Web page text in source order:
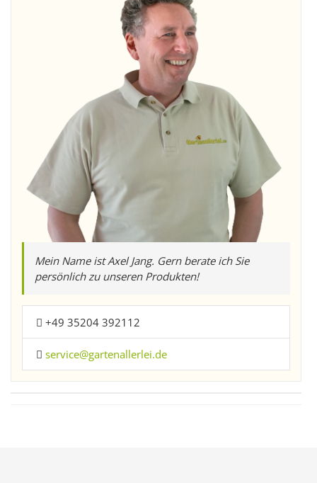
Mein Name ist Axel Jang. Gern berate ich Sie
persönlich zu unseren Produkten!
+49 35204 392112
service@gartenallerlei.de